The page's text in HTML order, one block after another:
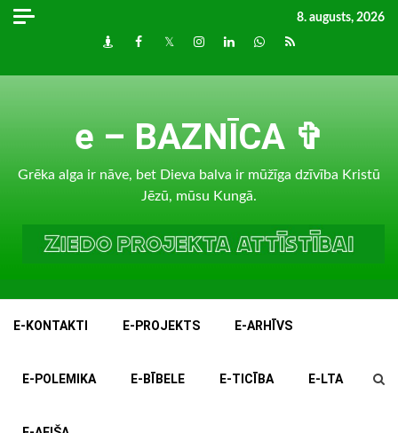
Skip
8. augusts, 2026
DraugiemFacebook
TwitterInstagram
LinkedInwhatsapp
RSS
e – BAZNĪCA ✞
Grēka alga ir nāve, bet Dieva balva ir mūžīga dzīvība Kristū
Jēzū, mūsu Kungā.
E-KONTAKTI E-PROJEKTS E-ARHĪVS
E-POLEMIKA E-BĪBELE E-TICĪBA E-LTA